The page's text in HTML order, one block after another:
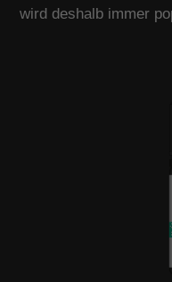
wird deshalb immer